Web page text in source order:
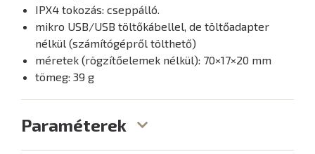
IPX4 tokozás: cseppálló.
mikro USB/USB töltőkábellel, de töltőadapter
nélkül (számítógépről tölthető)
méretek (rögzítőelemek nélkül): 70×17×20 mm
tömeg: 39 g
Paraméterek